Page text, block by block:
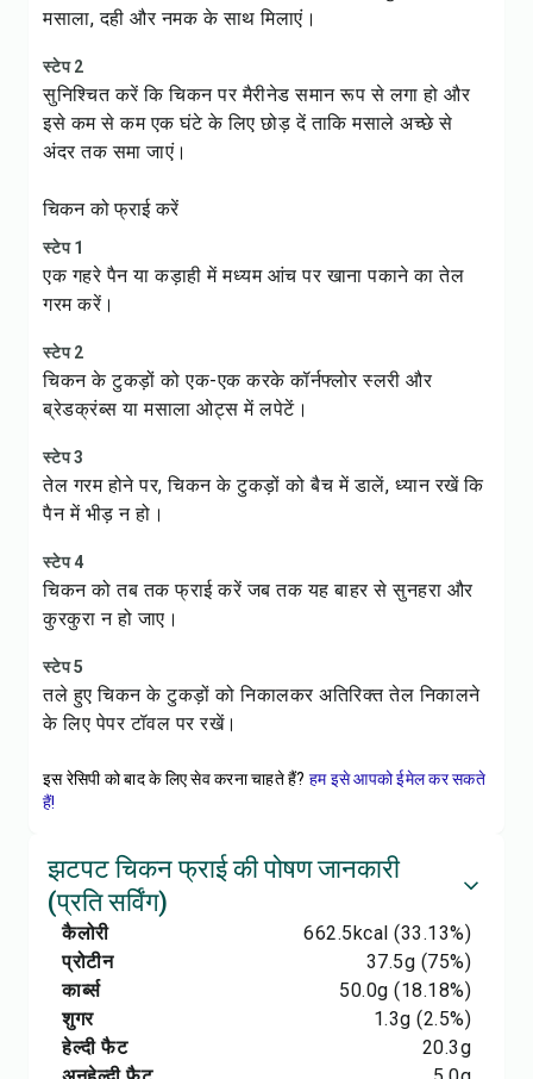
मसाला, दही और नमक के साथ मिलाएं।
स्टेप 2
सुनिश्चित करें कि चिकन पर मैरीनेड समान रूप से लगा हो और
इसे कम से कम एक घंटे के लिए छोड़ दें ताकि मसाले अच्छे से
अंदर तक समा जाएं।
चिकन को फ्राई करें
स्टेप 1
एक गहरे पैन या कड़ाही में मध्यम आंच पर खाना पकाने का तेल
गरम करें।
स्टेप 2
चिकन के टुकड़ों को एक-एक करके कॉर्नफ्लोर स्लरी और
ब्रेडक्रंब्स या मसाला ओट्स में लपेटें।
स्टेप 3
तेल गरम होने पर, चिकन के टुकड़ों को बैच में डालें, ध्यान रखें कि
पैन में भीड़ न हो।
स्टेप 4
चिकन को तब तक फ्राई करें जब तक यह बाहर से सुनहरा और
कुरकुरा न हो जाए।
स्टेप 5
तले हुए चिकन के टुकड़ों को निकालकर अतिरिक्त तेल निकालने
के लिए पेपर टॉवल पर रखें।
इस रेसिपी को बाद के लिए सेव करना चाहते हैं? हम इसे आपको ईमेल कर सकते
हैं!
झटपट चिकन फ्राई की पोषण जानकारी
(प्रति सर्विंग)
कैलोरी 662.5kcal (33.13%)
प्रोटीन
37.5g (75%)
कार्ब्स
50.0g (18.18%)
शुगर
1.3g (2.5%)
हेल्दी फैट
20.3g